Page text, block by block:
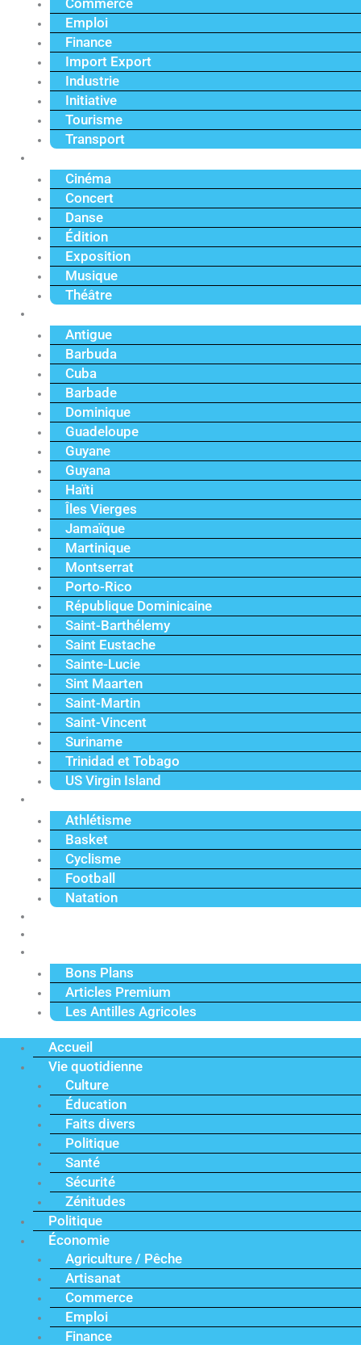
Commerce
Emploi
Finance
Import Export
Industrie
Initiative
Tourisme
Transport
Cinéma
Concert
Danse
Édition
Exposition
Musique
Théâtre
Antigue
Barbuda
Cuba
Barbade
Dominique
Guadeloupe
Guyane
Guyana
Haïti
Îles Vierges
Jamaïque
Martinique
Montserrat
Porto-Rico
République Dominicaine
Saint-Barthélemy
Saint Eustache
Sainte-Lucie
Sint Maarten
Saint-Martin
Saint-Vincent
Suriname
Trinidad et Tobago
US Virgin Island
Athlétisme
Basket
Cyclisme
Football
Natation
Bons Plans
Articles Premium
Les Antilles Agricoles
Accueil
Vie quotidienne
Culture
Éducation
Faits divers
Politique
Santé
Sécurité
Zénitudes
Politique
Économie
Agriculture / Pêche
Artisanat
Commerce
Emploi
Finance